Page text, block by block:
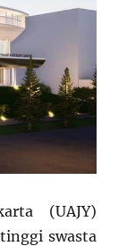
(UAJY)
swasta